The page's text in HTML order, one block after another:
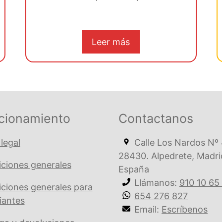
era:
€ 302,20.
Leer más
generales
generales para
Contactanos
Calle Los Nardos Nº
28430. Alpedrete,
España
Llámanos: 910 10 65
654 276 827
Email: Escríbenos